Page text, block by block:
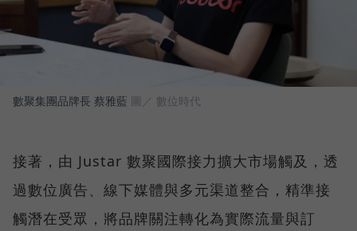
數聚集團品牌長 蔡雅藍 圖／ 數位時代
接著，由 Justar 數聚國際接力擴大市場觸及，透
過數位廣告、線下媒體與多元渠道整合，精準接
觸潛在受眾，將品牌關注轉化為實際流量與訂